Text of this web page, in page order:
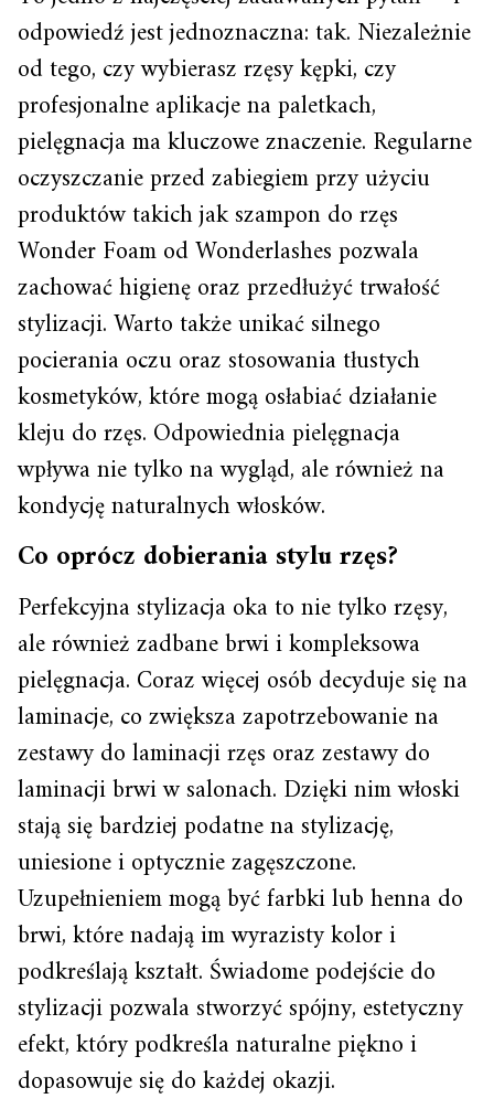
odpowiedź jest jednoznaczna: tak. Niezależnie
od tego, czy wybierasz rzęsy kępki, czy
profesjonalne aplikacje na paletkach,
pielęgnacja ma kluczowe znaczenie. Regularne
oczyszczanie przed zabiegiem przy użyciu
produktów takich jak szampon do rzęs
Wonder Foam od Wonderlashes pozwala
zachować higienę oraz przedłużyć trwałość
stylizacji. Warto także unikać silnego
pocierania oczu oraz stosowania tłustych
kosmetyków, które mogą osłabiać działanie
kleju do rzęs. Odpowiednia pielęgnacja
wpływa nie tylko na wygląd, ale również na
kondycję naturalnych włosków.
Co oprócz dobierania stylu rzęs?
Perfekcyjna stylizacja oka to nie tylko rzęsy,
ale również zadbane brwi i kompleksowa
pielęgnacja. Coraz więcej osób decyduje się na
laminacje, co zwiększa zapotrzebowanie na
zestawy do laminacji rzęs oraz zestawy do
laminacji brwi w salonach. Dzięki nim włoski
stają się bardziej podatne na stylizację,
uniesione i optycznie zagęszczone.
Uzupełnieniem mogą być farbki lub henna do
brwi, które nadają im wyrazisty kolor i
podkreślają kształt. Świadome podejście do
stylizacji pozwala stworzyć spójny, estetyczny
efekt, który podkreśla naturalne piękno i
dopasowuje się do każdej okazji.